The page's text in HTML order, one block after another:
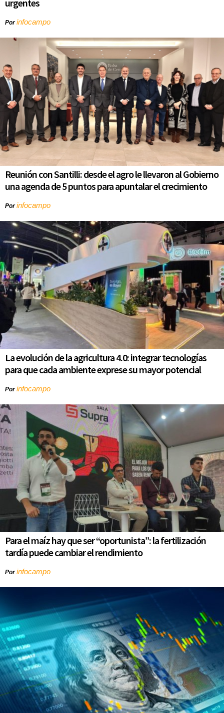
urgentes
Porinfocampo
Reunión con Santilli: desde el agro le llevaron al Gobierno
una agenda de 5 puntos para apuntalar el crecimiento
Porinfocampo
La evolución de la agricultura 4.0: integrar tecnologías
para que cada ambiente exprese su mayor potencial
Porinfocampo
Para el maíz hay que ser “oportunista”: la fertilización
tardía puede cambiar el rendimiento
Porinfocampo